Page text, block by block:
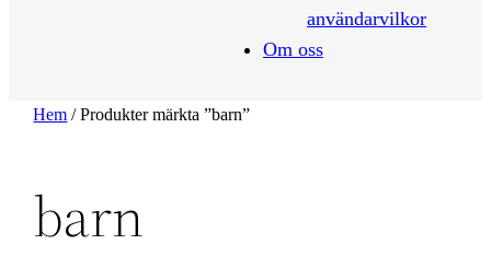
användarvilkor
Om oss
Hem / Produkter märkta ”barn”
barn